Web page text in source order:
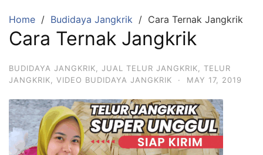
Home Budidaya Jangkrik Cara Ternak Jangkrik
Cara Ternak Jangkrik
BUDIDAYA JANGKRIK JUAL TELUR JANGKRIK
TELUR
JANGKRIK
VIDEO BUDIDAYA JANGKRIK · MAY 17, 2019